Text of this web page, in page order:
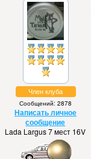
Член клуба
Сообщений: 2878
Написать личное
сообщение
Lada Largus 7 мест 16V